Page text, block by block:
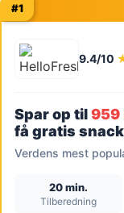
#1
9.4/10
Spar op til959
få gratis
Verdens mest
20 min.
Tilberedning